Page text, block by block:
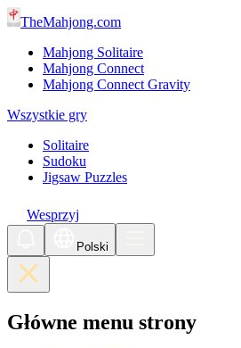
TheMahjong.com
Mahjong Solitaire
Mahjong Connect
Mahjong Connect Gravity
Wszystkie gry
Solitaire
Sudoku
Jigsaw Puzzles
Wesprzyj
Polski
Główne menu strony